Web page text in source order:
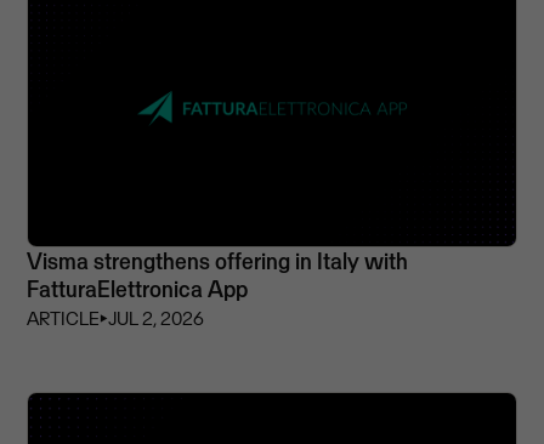
Visma strengthens offering in Italy with
FatturaElettronica App
ARTICLE⏵JUL 2, 2026